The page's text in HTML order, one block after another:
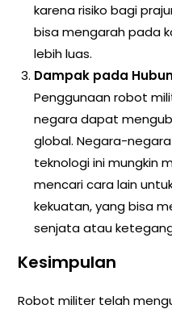
karena risiko bagi
bisa mengarah pada
lebih luas.
Dampak pada
Penggunaan robot
negara dapat
global. Negara-
teknologi ini mungkin
mencari cara lain
kekuatan, yang bisa
senjata atau
Kesimpulan
Robot militer telah